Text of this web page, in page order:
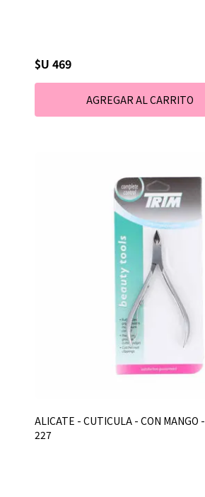
$U 469
ALICATE - CUTICULA - CON MANGO
227